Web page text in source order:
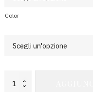
Color
Workout